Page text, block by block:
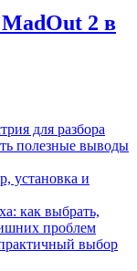
2 в
для разбора
полезные выводы
установка и
как выбрать,
проблем
выбор